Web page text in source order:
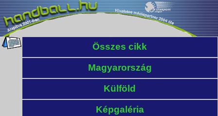
Összes cikk
Magyarország
Külföld
Képgaléria